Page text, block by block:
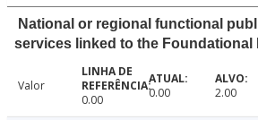
National or regional functional
services linked to the Foundational
Valor
0.00
0.00 2.00